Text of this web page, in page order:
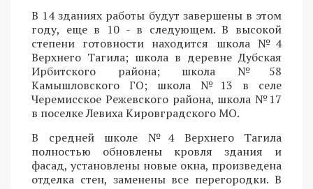
В 14 зданиях работы будут завершены в этом
году, еще в 10 - в следующем. В высокой
степени готовности находится школа №4
Верхнего Тагила; школа в деревне Дубская
Ирбитского района; школа №58
Камышловского ГО; школа №13 в селе
Черемисское Режевского района, школа №17
в поселке Левиха Кировградского МО.
В средней школе №4 Верхнего Тагила
полностью обновлены кровля здания и
фасад, установлены новые окна, произведена
отделка стен, заменены все перегородки. В